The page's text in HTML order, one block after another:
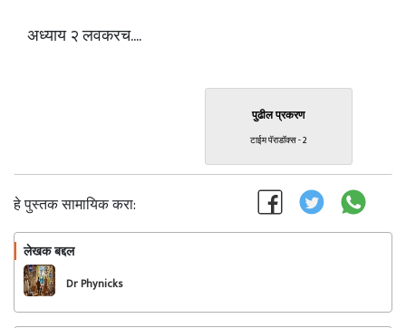
अध्याय २ लवकरच....
पुढील प्रकरण
टाईम पॅराडॉक्स - 2
हे पुस्तक सामायिक करा:
लेखक बद्दल
Dr Phynicks